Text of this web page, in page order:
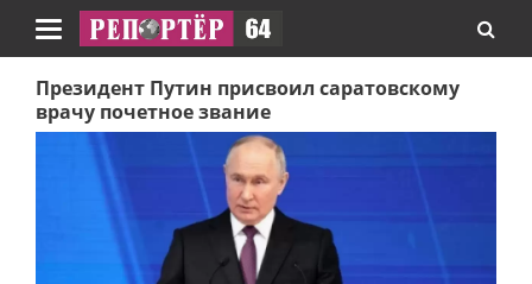
Навигация
Президент Путин присвоил саратовскому
врачу почетное звание